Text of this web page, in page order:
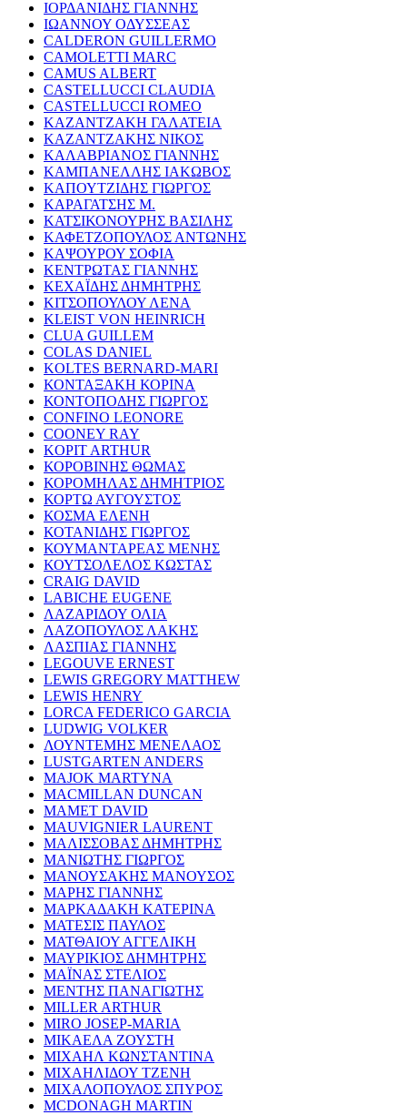
ΙΟΡΔΑΝΙΔΗΣ ΓΙΑΝΝΗΣ
ΙΩΑΝΝΟΥ ΟΔΥΣΣΕΑΣ
CALDERON GUILLERMO
CAMOLETTI MARC
CAMUS ALBERT
CASTELLUCCI CLAUDIA
CASTELLUCCI ROMEO
ΚΑΖΑΝΤΖΑΚΗ ΓΑΛΑΤΕΙΑ
ΚΑΖΑΝΤΖΑΚΗΣ ΝΙΚΟΣ
ΚΑΛΑΒΡΙΑΝΟΣ ΓΙΑΝΝΗΣ
ΚΑΜΠΑΝΕΛΛΗΣ ΙΑΚΩΒΟΣ
ΚΑΠΟΥΤΖΙΔΗΣ ΓΙΩΡΓΟΣ
ΚΑΡΑΓΑΤΣΗΣ Μ.
ΚΑΤΣΙΚΟΝΟΥΡΗΣ ΒΑΣΙΛΗΣ
ΚΑΦΕΤΖΟΠΟΥΛΟΣ ΑΝΤΩΝΗΣ
ΚΑΨΟΥΡΟΥ ΣΟΦΙΑ
ΚΕΝΤΡΩΤΑΣ ΓΙΑΝΝΗΣ
ΚΕΧΑΪΔΗΣ ΔΗΜΗΤΡΗΣ
ΚΙΤΣΟΠΟΥΛΟΥ ΛΕΝΑ
KLEIST VON HEINRICH
CLUA GUILLEM
COLAS DANIEL
KOLTES BERNARD-MARI
ΚΟΝΤΑΞΑΚΗ ΚΟΡΙΝΑ
ΚΟΝΤΟΠΟΔΗΣ ΓΙΩΡΓΟΣ
CONFINO LEONORE
COONEY RAY
KOPIT ARTHUR
ΚΟΡΟΒΙΝΗΣ ΘΩΜΑΣ
ΚΟΡΟΜΗΛΑΣ ΔΗΜΗΤΡΙΟΣ
ΚΟΡΤΩ ΑΥΓΟΥΣΤΟΣ
ΚΟΣΜΑ ΕΛΕΝΗ
ΚΟΤΑΝΙΔΗΣ ΓΙΩΡΓΟΣ
ΚΟΥΜΑΝΤΑΡΕΑΣ ΜΕΝΗΣ
ΚΟΥΤΣΟΛΕΛΟΣ ΚΩΣΤΑΣ
CRAIG DAVID
LABICHE EUGENE
ΛΑΖΑΡΙΔΟΥ ΟΛΙΑ
ΛΑΖΟΠΟΥΛΟΣ ΛΑΚΗΣ
ΛΑΣΠΙΑΣ ΓΙΑΝΝΗΣ
LEGOUVE ERNEST
LEWIS GREGORY MATTHEW
LEWIS HENRY
LORCA FEDERICO GARCIA
LUDWIG VOLKER
ΛΟΥΝΤΕΜΗΣ ΜΕΝΕΛΑΟΣ
LUSTGARTEN ANDERS
MAJOK MARTYNA
MACMILLAN DUNCAN
MAMET DAVID
MAUVIGNIER LAURENT
ΜΑΛΙΣΣΟΒΑΣ ΔΗΜΗΤΡΗΣ
ΜΑΝΙΩΤΗΣ ΓΙΩΡΓΟΣ
ΜΑΝΟΥΣΑΚΗΣ ΜΑΝΟΥΣΟΣ
ΜΑΡΗΣ ΓΙΑΝΝΗΣ
ΜΑΡΚΑΔΑΚΗ ΚΑΤΕΡΙΝΑ
ΜΑΤΕΣΙΣ ΠΑΥΛΟΣ
ΜΑΤΘΑΙΟΥ ΑΓΓΕΛΙΚΗ
ΜΑΥΡΙΚΙΟΣ ΔΗΜΗΤΡΗΣ
ΜΑΪΝΑΣ ΣΤΕΛΙΟΣ
ΜΕΝΤΗΣ ΠΑΝΑΓΙΩΤΗΣ
MILLER ARTHUR
MIRO JOSEP-MARIA
ΜΙΚΑΕΛΑ ΖΟΥΣΤΗ
ΜΙΧΑΗΛ ΚΩΝΣΤΑΝΤΙΝΑ
ΜΙΧΑΗΛΙΔΟΥ ΤΖΕΝΗ
ΜΙΧΑΛΟΠΟΥΛΟΣ ΣΠΥΡΟΣ
MCDONAGH MARTIN